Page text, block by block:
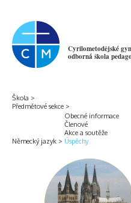
Cyrilometodějské
odborná škola
Škola
Předmětové sekce
Německý jazyk
Obecné informace
Členové
Akce a soutěže
Úspěchy